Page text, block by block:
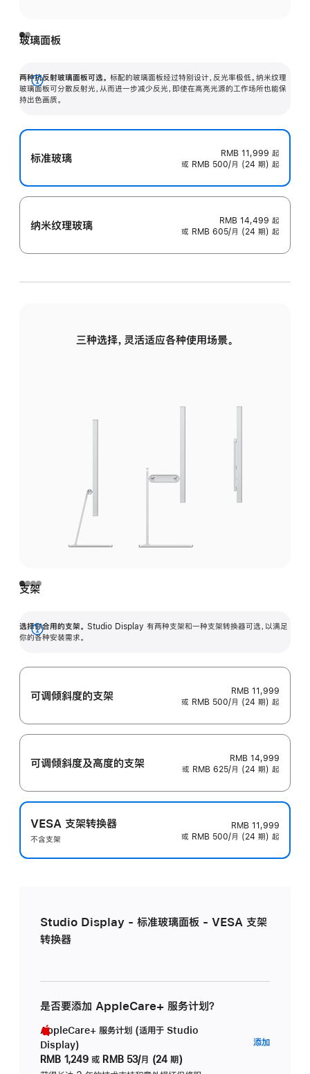
玻璃面板
两种抗反射玻璃面板可选。 标配的玻璃面板经过特别设计，反光率极低。纳米纹理
玻璃面板可分散反射光，从而进一步减少反光，即使在高亮光源的工作场所也能保
持出色画质。
展
开
标准玻璃 RMB 11,999 起
或 RMB 500/月 (24 期) 起
纳米纹理玻璃 RMB 14,499 起
或 RMB 605/月 (24 期) 起
三种选择，灵活适应各种使用场景。
支架
选择你合用的支架。 Studio Display 有两种支架和一种支架转换器可选，以满足
你的各种安装需求。
展
可调倾斜度的支架
RMB 11,999
或 RMB 500/月 (24 期) 起
可调倾斜度及高‍度的支‍架
RMB 14,999
或 RMB 625/月 (24 期) 起
VESA 支架转换器
不含支架
RMB 11,999
或 RMB 500/月 (24 期) 起
Studio Display - 标准玻璃面板 - VESA 支架
转换器
是否要添加 AppleCare+ 服务计划？
AppleCare+ 服务计划 (适用于 Studio
Display)
RMB 1,249 或 RMB 53/月 (24 期)
添加